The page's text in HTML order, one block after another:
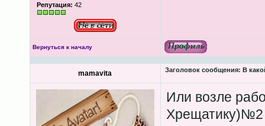
Репутация: 42
Вернуться к началу
mamavita Заголовок сообщения: В
Или возле
Хрещатику)№2